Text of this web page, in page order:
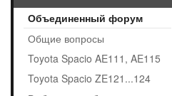
Объединенный форум
Общие вопросы
Toyota Spacio AE111, AE115
Toyota Spacio ZE121...124